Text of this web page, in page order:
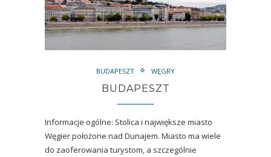
BUDAPESZT WĘGRY
BUDAPESZT
Informacje ogólne: Stolica i największe miasto
Węgier położone nad Dunajem. Miasto ma wiele
do zaoferowania turystom, a szczególnie